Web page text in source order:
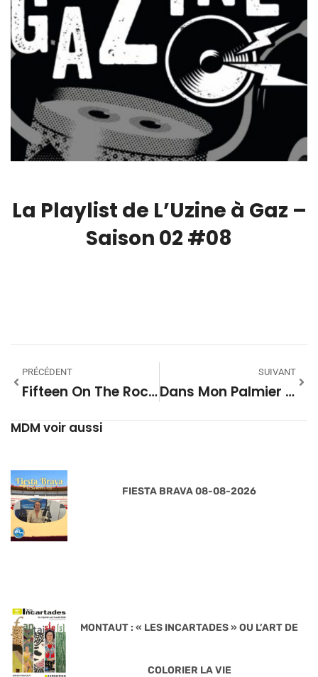
La Playlist de L’Uzine à Gaz –
Saison 02 #08
PRÉCÉDENT
Fifteen On The Rock Saison 05 – #09
SUIVANT
Dans Mon Palmier Saison 08 – 21
MDM voir aussi
FIESTA BRAVA 08-08-2026
MONTAUT : « LES INCARTADES » OU L’ART DE
COLORIER LA VIE